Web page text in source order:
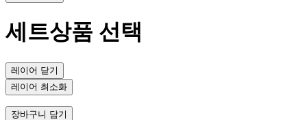
세트상품 선택
레이어 닫기
레이어 최소화
장바구니 담기